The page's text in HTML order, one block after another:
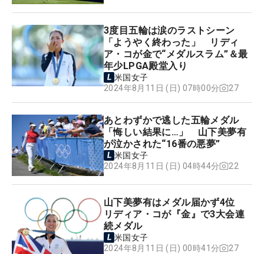
3度目五輪は涙のラストシーン
「ようやく終わった」 リディ
ア・コが金で“メダルスラム”＆最
年少LPGA殿堂入り
米国女子
2024年8月11日 (日) 07時00分
27
あとわずかで逃した五輪メダル
「悔しい結果に…」 山下美夢有
が泣かされた“16番の悪夢”
米国女子
2024年8月11日 (日) 04時44分
22
山下美夢有はメダル届かず4位
リディア・コが『金』で3大会連
続メダル
米国女子
2024年8月11日 (日) 00時41分
27